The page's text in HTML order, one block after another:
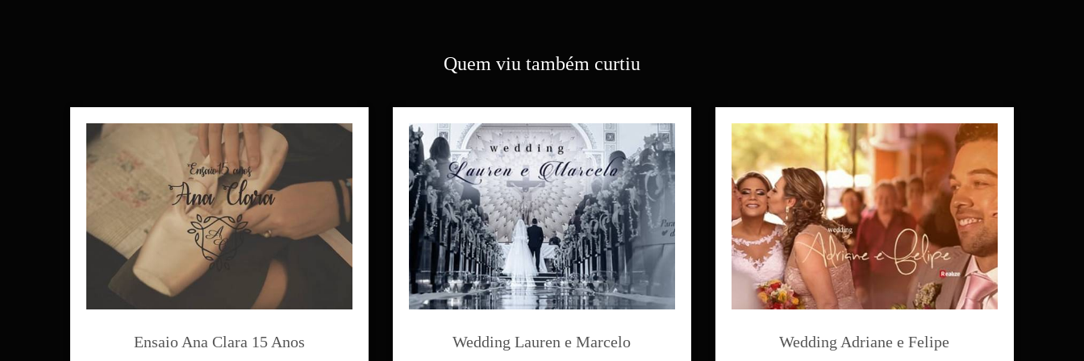
Quem viu também curtiu
Ensaio Ana Clara 15 Anos Wedding Lauren e Marcelo Wedding Adriane e Felipe